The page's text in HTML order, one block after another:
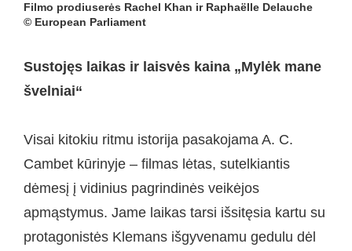
Filmo prodiuserės Rachel Khan ir Raphaëlle Delauche
© European Parliament
Sustojęs laikas ir laisvės kaina „Mylėk mane
švelniai“
Visai kitokiu ritmu istorija pasakojama A. C.
Cambet kūrinyje – filmas lėtas, sutelkiantis
dėmesį į vidinius pagrindinės veikėjos
apmąstymus. Jame laikas tarsi išsitęsia kartu su
protagonistės Klemans išgyvenamu gedulu dėl